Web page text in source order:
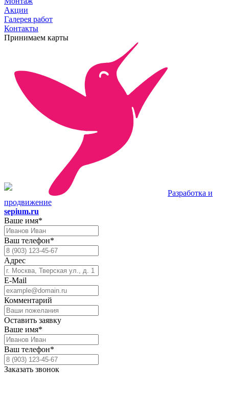
Акции
Галерея работ
Контакты
Принимаем карты
Разработка и
продвижение
sepium.ru
Ваше имя*
Ваш телефон*
Адрес
E-Mail
Комментарий
Оставить заявку
Ваше имя*
Ваш телефон*
Заказать звонок